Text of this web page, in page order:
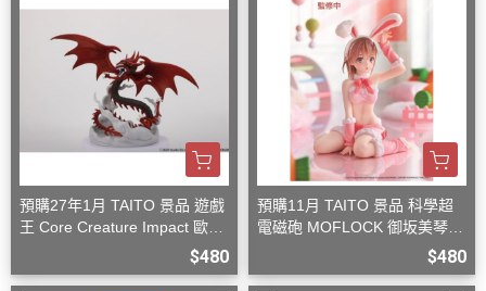
預購27年1月 TAITO 景品 遊戲
王 Core Creature Impact 歐西
$480
預購11月 TAITO 景品 科學超
電磁砲 MOFLOCK 御坂美琴
$480